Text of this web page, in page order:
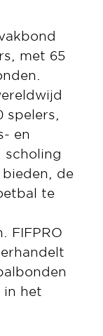
met 65
spelers,
en
scholing
de
te
FIFPRO
in het